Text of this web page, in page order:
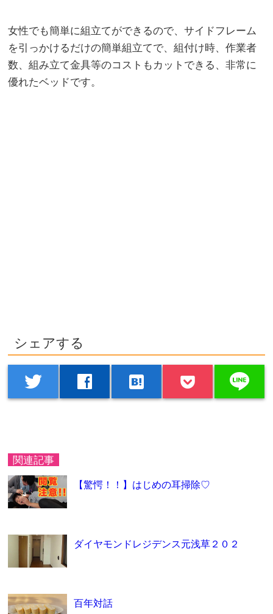
女性でも簡単に組立てができるので、サイドフレーム
を引っかけるだけの簡単組立てで、組付け時、作業者
数、組み立て金具等のコストもカットできる、非常に
優れたベッドです。
シェアする
twitter facebook hatenabookmark line
関連記事
【驚愕！！】はじめの耳掃除♡
ダイヤモンドレジデンス元浅草２０２
百年対話